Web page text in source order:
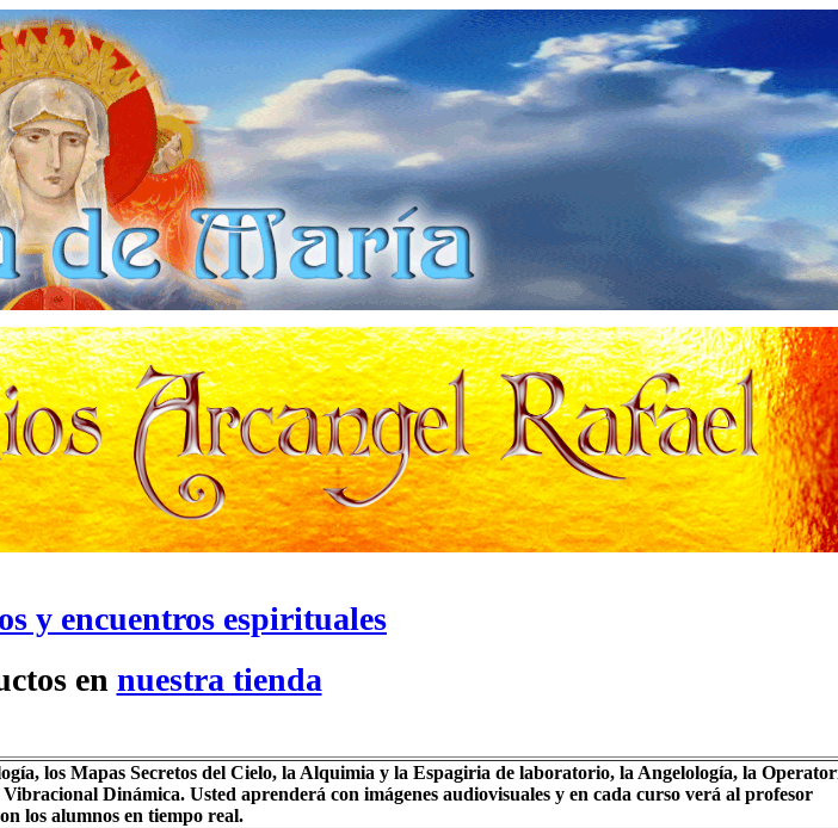
y encuentros espirituales
en nuestra tienda
los Mapas Secretos del Cielo, la Alquimia y la Espagiria de laboratorio, la Angelología, la
Dinámica. Usted aprenderá con imágenes audiovisuales y en cada curso verá al profesor
los alumnos en tiempo real.